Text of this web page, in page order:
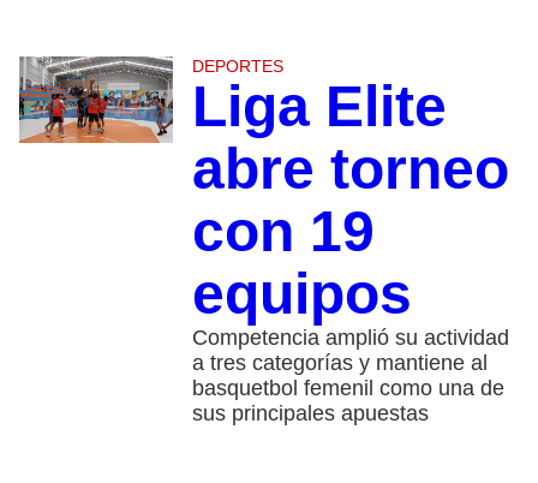
DEPORTES
Liga Elite
abre torneo
con 19
equipos
Competencia amplió su actividad
a tres categorías y mantiene al
basquetbol femenil como una de
sus principales apuestas